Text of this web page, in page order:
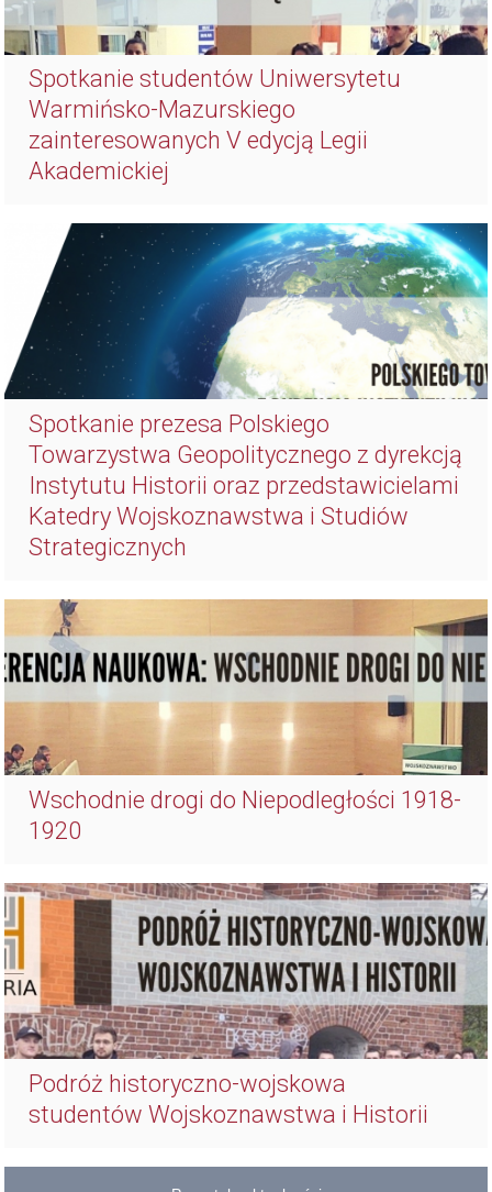
Spotkanie studentów Uniwersytetu
Warmińsko-Mazurskiego
zainteresowanych V edycją Legii
Akademickiej
Spotkanie prezesa Polskiego
Towarzystwa Geopolitycznego z dyrekcją
Instytutu Historii oraz przedstawicielami
Katedry Wojskoznawstwa i Studiów
Strategicznych
Wschodnie drogi do Niepodległości 1918-
1920
Podróż historyczno-wojskowa
studentów Wojskoznawstwa i Historii